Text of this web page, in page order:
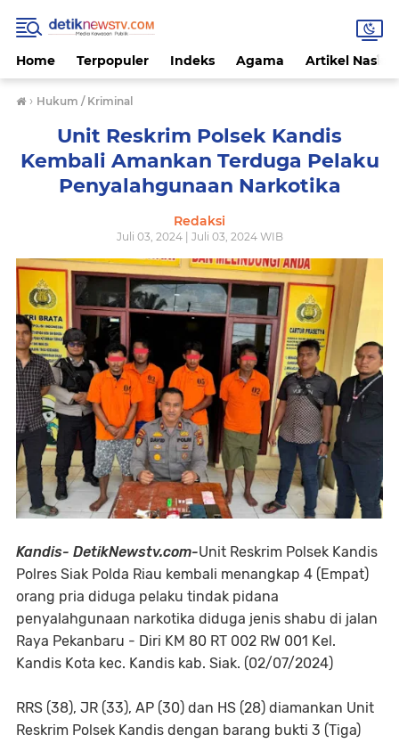
Home Terpopuler Indeks Agama Artikel
› Hukum / Kriminal
Unit Reskrim Polsek Kandis
Kembali Amankan Terduga Pelaku
Penyalahgunaan Narkotika
Redaksi
Juli 03, 2024 | Juli 03, 2024 WIB
Kandis- DetikNewstv.com-Unit Reskrim Polsek Kandis
Polres Siak Polda Riau kembali menangkap 4 (Empat)
orang pria diduga pelaku tindak pidana
penyalahgunaan narkotika diduga jenis shabu di jalan
Raya Pekanbaru - Diri KM 80 RT 002 RW 001 Kel.
Kandis Kota kec. Kandis kab. Siak. (02/07/2024)
RRS (38), JR (33), AP (30) dan HS (28) diamankan Unit
Reskrim Polsek Kandis dengan barang bukti 3 (Tiga)